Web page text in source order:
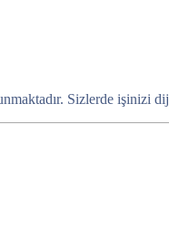
Sizlerde işinizi